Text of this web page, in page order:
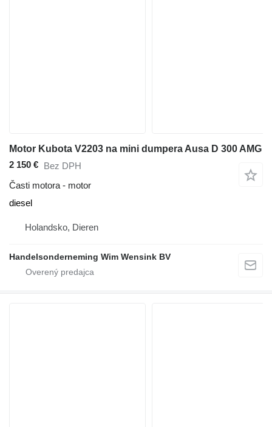
Motor Kubota V2203 na mini dumpera Ausa D 300 AMG
2 150 € Bez DPH
Časti motora - motor
diesel
Holandsko, Dieren
Handelsonderneming Wim Wensink BV